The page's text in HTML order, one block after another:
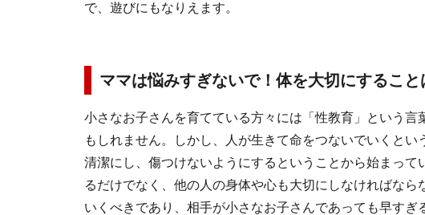
で、遊びにもなりえます。
ママは悩みすぎないで！体を大切にするこ
小さなお子さんを育てている方々には「性教育」という
もしれません。しかし、人が生きて命をつないでいくと
清潔にし、傷つけないようにするということから始まっ
るだけでなく、他の人の身体や心も大切にしなければな
いくべきであり、相手が小さなお子さんであっても早すぎ